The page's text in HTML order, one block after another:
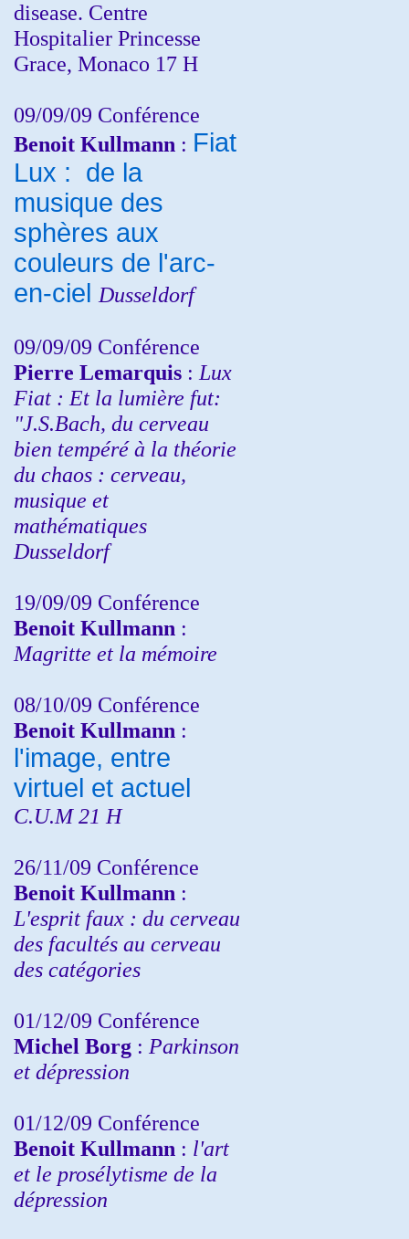
disease. Centre
Hospitalier Princesse
Grace, Monaco 17 H
09/09/09 Conférence
Benoit Kullmann : Fiat
Lux : de la
musique des
sphères aux
couleurs de l'arc-
en-ciel Dusseldorf
09/09/09 Conférence
Pierre Lemarquis : Lux
Fiat : Et la lumière fut:
"J.S.Bach, du cerveau
bien tempéré à la théorie
du chaos : cerveau,
musique et
mathématiques
Dusseldorf
19/09/09 Conférence
Benoit Kullmann :
Magritte et la mémoire
08/10/09 Conférence
Benoit Kullmann :
l'image, entre
virtuel et actuel
C.U.M 21 H
26/11/09 Conférence
Benoit Kullmann :
L'esprit faux : du cerveau
des facultés au cerveau
des catégories
01/12/09 Conférence
Michel Borg : Parkinson
et dépression
01/12/09 Conférence
Benoit Kullmann : l'art
et le prosélytisme de la
dépression